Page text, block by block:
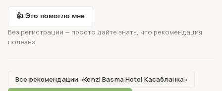
👍 Это помогло мне
Без регистрации — просто дайте знать, что рекомендация
полезна
Все рекомендации «Kenzi Basma Hotel Касабланка»